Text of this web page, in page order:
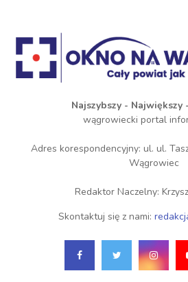
Najszybszy - Największy
wągrowiecki portal
Adres korespondencyjny: ul. ul.
Wągrowiec
Redaktor Naczelny:
Skontaktuj się z nami: